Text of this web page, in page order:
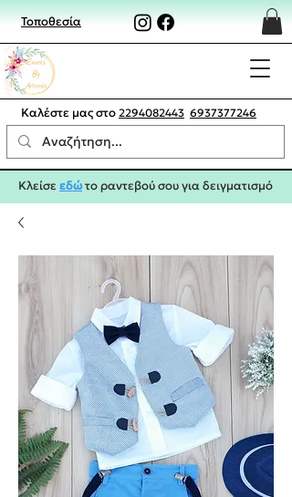
Τοποθεσία
Καλέστε μας στο 2294082443 6937377246
Κλείσεεδώτο ραντεβού σου για δειγματισμό